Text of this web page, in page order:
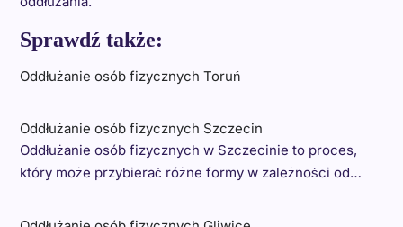
Sprawdź także:
Oddłużanie osób fizycznych Toruń
Oddłużanie osób fizycznych Szczecin
Oddłużanie osób fizycznych w Szczecinie to proces,
który może przybierać różne formy w zależności od…